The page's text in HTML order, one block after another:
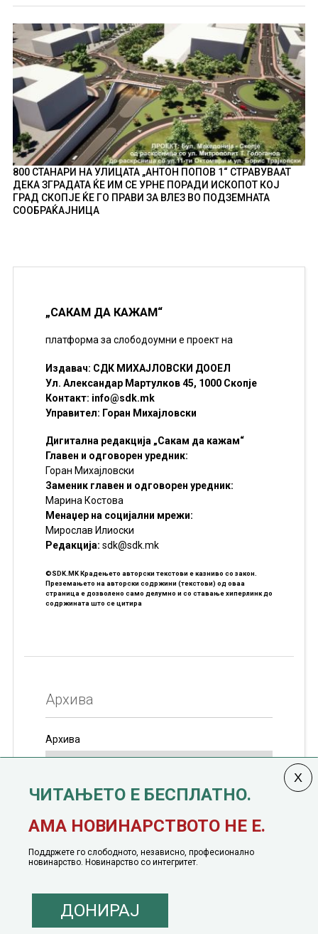
800 СТАНАРИ НА УЛИЦАТА „АНТОН ПОПОВ 1“ СТРАВУВААТ
ДЕКА ЗГРАДАТА ЌЕ ИМ СЕ УРНЕ ПОРАДИ ИСКОПОТ КОЈ
ГРАД СКОПЈЕ ЌЕ ГО ПРАВИ ЗА ВЛЕЗ ВО ПОДЗЕМНАТА
СООБРАЌАЈНИЦА
„САКАМ ДА КАЖАМ“
платформа за слободоумни е проект на
Издавач: СДК МИХАЈЛОВСКИ ДООЕЛ
Ул. Александар Мартулков 45, 1000 Скопје
Контакт: info@sdk.mk
Управител: Горан Михајловски
Дигитална редакција „Сакам да кажам“
Главен и одговорен уредник:
Горан Михајловски
Заменик главен и одговорен уредник:
Марина Костова
Менаџер на социјални мрежи:
Мирослав Илиоски
Редакцијa: sdk@sdk.mk
©SDK.MK Крадењето авторски текстови е казниво со закон.
Преземањето на авторски содржини (текстови) од оваа
страница е дозволено само делумно и со ставање хиперлинк до
содржината што се цитира
Архива
Архива
јануари, 1991 година
ЧИТАЊЕТО Е БЕСПЛАТНО.
АМА НОВИНАРСТВОТО НЕ Е.
Поддржете го слободното, независно, професионално
новинарство. Новинарство со интегритет.
ДОНИРАЈ